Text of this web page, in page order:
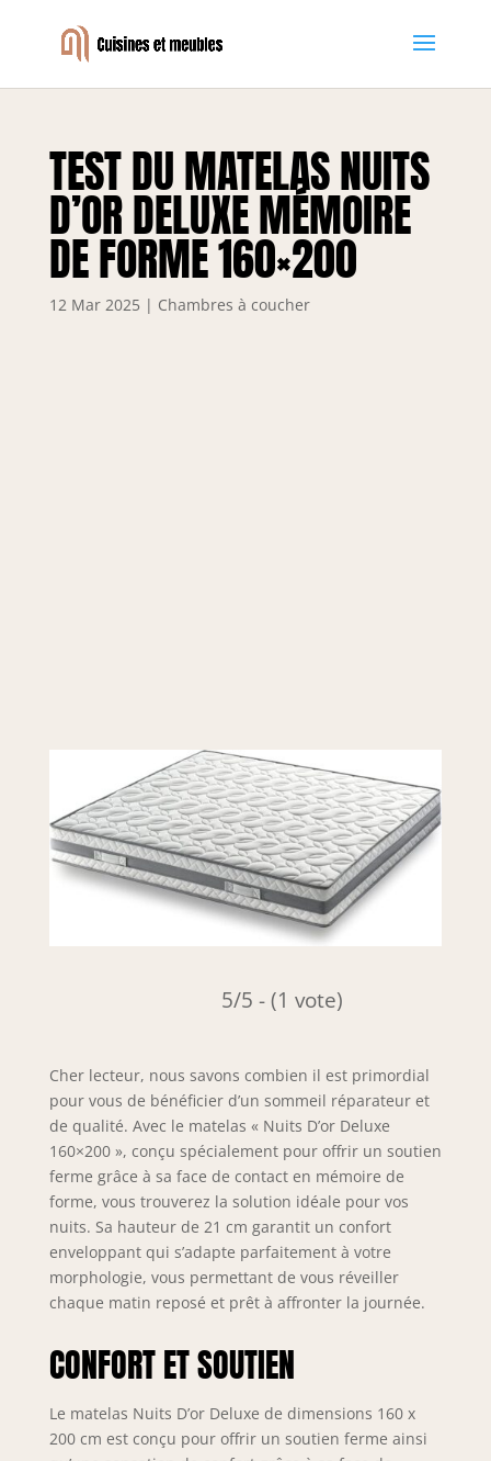
TEST DU MATELAS NUITS
D’OR DELUXE MÉMOIRE
DE FORME 160×200
12 Mar 2025 | Chambres à coucher
5/5 - (1 vote)
Cher lecteur, nous savons combien il est primordial
pour vous de bénéficier d’un sommeil réparateur et
de qualité. Avec le matelas « Nuits D’or Deluxe
160×200 », conçu spécialement pour offrir un soutien
ferme grâce à sa face de contact en mémoire de
forme, vous trouverez la solution idéale pour vos
nuits. Sa hauteur de 21 cm garantit un confort
enveloppant qui s’adapte parfaitement à votre
morphologie, vous permettant de vous réveiller
chaque matin reposé et prêt à affronter la journée.
CONFORT ET SOUTIEN
Le matelas Nuits D’or Deluxe de dimensions 160 x
200 cm est conçu pour offrir un soutien ferme ainsi